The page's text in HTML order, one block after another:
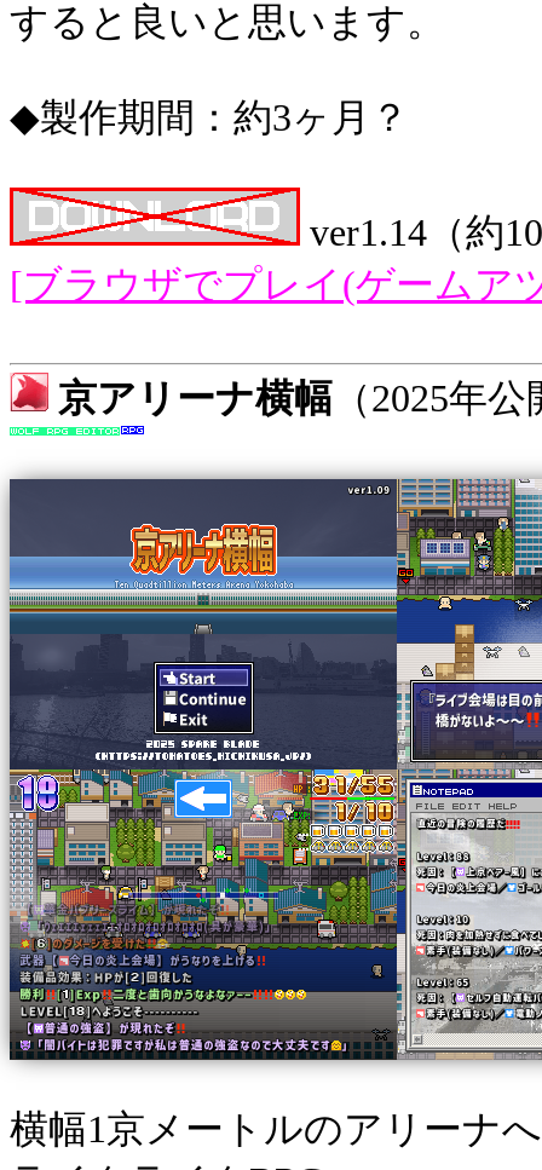
すると良いと思います。
◆製作期間：約3ヶ月？
ver1.14（約
[ブラウザでプレイ(ゲームア
京アリーナ横幅 （2025
横幅1京メートルのアリーナ